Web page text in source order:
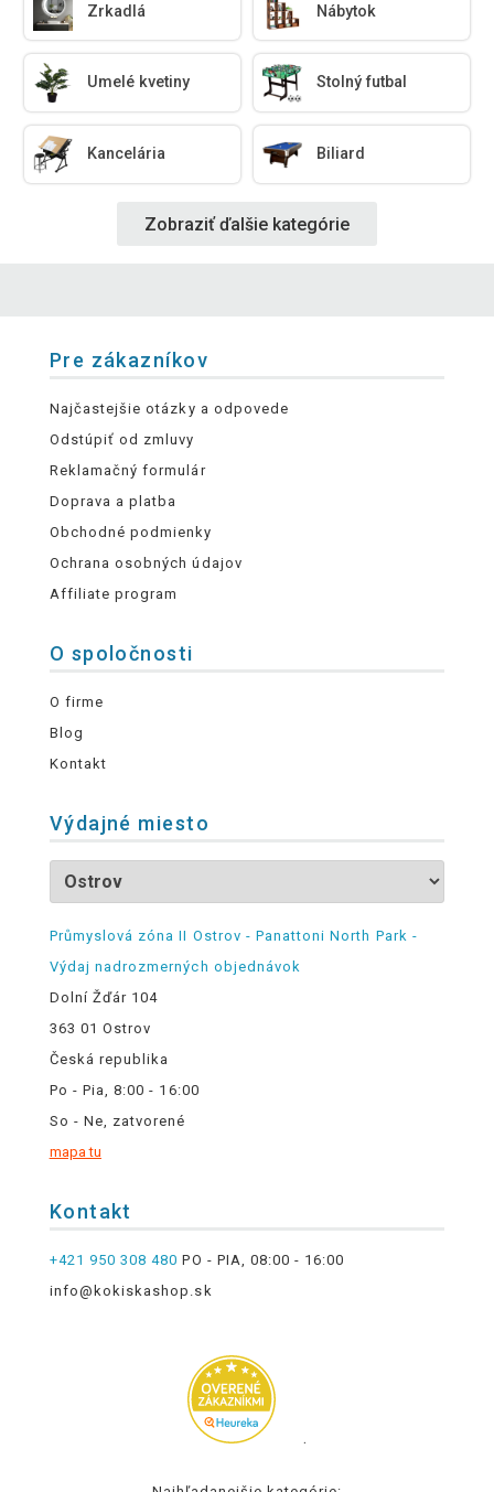
Zrkadlá Nábytok
Umelé kvetiny Stolný futbal
Kancelária Biliard
Zobraziť ďalšie kategórie
Pre zákazníkov
Najčastejšie otázky a odpovede
Odstúpiť od zmluvy
Reklamačný formulár
Doprava a platba
Obchodné podmienky
Ochrana osobných údajov
Affiliate program
O spoločnosti
O firme
Blog
Kontakt
Výdajné miesto
Průmyslová zóna II Ostrov - Panattoni North Park -
Výdaj nadrozmerných objednávok
Dolní Žďár 104
363 01 Ostrov
Česká republika
Po - Pia, 8:00 - 16:00
So - Ne, zatvorené
mapa tu
Kontakt
+421 950 308 480 PO - PIA, 08:00 - 16:00
info@kokiskashop.sk
.